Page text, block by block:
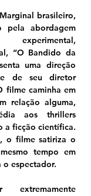
brasileiro,
pela abordagem
“O Bandido da
uma direção
de seu diretor
filme caminha em
relação alguma,
aos thrillers
a ficção científica.
o filme satiriza o
tempo em
o espectador.